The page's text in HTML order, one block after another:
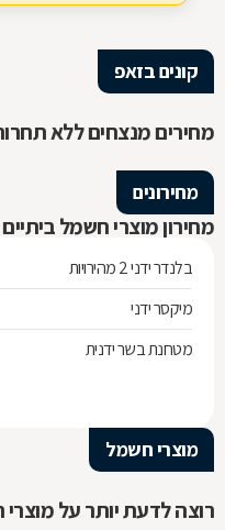
קונים בזאפ
מחירים מנצחים ללא
מחירונים
מחירון מוצרי חשמל ביתיים
בלנדר ידני 2 מהירויות
מיקסר ידני
מטחנת בשר ידנית
מוצרי חשמל
רוצה לדעת יותר על